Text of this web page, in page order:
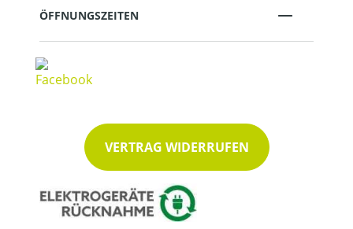
ÖFFNUNGSZEITEN
VERTRAG WIDERRUFEN